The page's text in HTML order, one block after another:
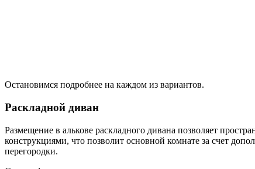
Остановимся подробнее на каждом из вариантов.
Раскладной диван
Размещение в алькове раскладного дивана позволяет
конструкциями, что позволит основной комнате за счет
перегородки.